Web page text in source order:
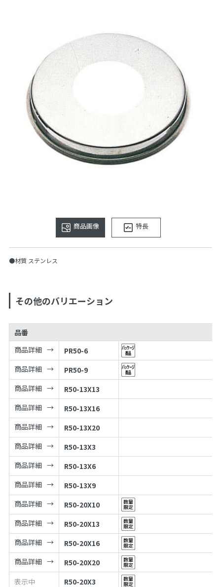
商品画像 特長
●材質 ステンレス
その他のバリエーション
品番
商品詳細
PR50-6
商品詳細
PR50-9
商品詳細
R50-13X13
商品詳細
R50-13X16
商品詳細
R50-13X20
商品詳細
R50-13X3
商品詳細
R50-13X6
商品詳細
R50-13X9
商品詳細
R50-20X10
商品詳細
R50-20X13
商品詳細
R50-20X16
商品詳細
R50-20X20
表示中
R50-20X3